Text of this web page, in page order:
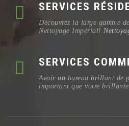
SERVICES
Découvrez la large gamme
Nettoyage Impérial!
SERVICES
Avoir un bureau brillant de
important que votre